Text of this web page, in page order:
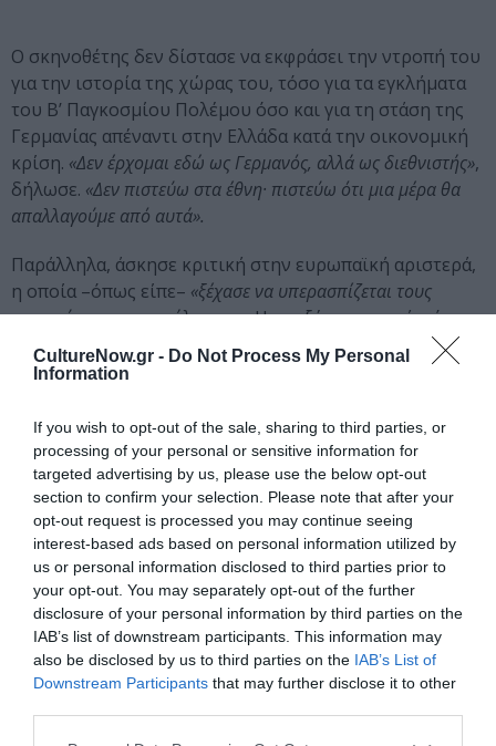
CultureNow.gr - Do Not Process My Personal
Information
If you wish to opt-out of the sale, sharing to third parties, or
processing of your personal or sensitive information for
targeted advertising by us, please use the below opt-out
section to confirm your selection. Please note that after your
opt-out request is processed you may continue seeing
interest-based ads based on personal information utilized by
us or personal information disclosed to third parties prior to
your opt-out. You may separately opt-out of the further
disclosure of your personal information by third parties on the
IAB’s list of downstream participants. This information may
also be disclosed by us to third parties on the IAB’s List of
Downstream Participants that may further disclose it to other
Ο σκηνοθέτης δεν δίστασε να εκφράσει την ντροπή του
για την ιστορία της χώρας του, τόσο για τα εγκλήματα
του Β’ Παγκοσμίου Πολέμου όσο και για τη στάση της
Γερμανίας απέναντι στην Ελλάδα κατά την οικονομική
κρίση. «Δεν έρχομαι εδώ ως Γερμανός, αλλά ως διεθνιστής»,
δήλωσε. «Δεν πιστεύω στα έθνη· πιστεύω ότι μια μέρα θα
απαλλαγούμε από αυτά».
Παράλληλα, άσκησε κριτική στην ευρωπαϊκή αριστερά,
η οποία –όπως είπε– «ξέχασε να υπερασπίζεται τους
φτωχούς και τους ευάλωτους». Η αποξένωση αυτή, τόνισε,
οδήγησε πολλούς πολίτες στα άκρα.«Όταν η αριστερά
περιορίζεται στο lifestyle, στη γιόγκα και στο ποδήλατο, τότε
Για τον Όστερμάιερ, το θέατρο μπορεί να αφυπνίσει
συνειδήσεις, αλλά οι πραγματικές μάχες δίνονται έξω,
στους δρόμους και στην πολιτική πράξη. Ωστόσο, μέσα
από παραστάσεις όπως ο Εχθρός του λαού, επιχειρεί να
υπενθυμίσει ότι η αλήθεια έχει κόστος, αλλά και
δύναμη.«Είναι συγκλονιστικό», κατέληξε,«ότι ένα έργο
γραμμένο πριν από εκατόν σαράντα χρόνια εξακολουθεί να
μιλά για τον κόσμο μας με τέτοια ακρίβεια. Αυτό σημαίνει ότι
η κοινωνία δεν έχει αλλάξει όσο νομίζουμε».